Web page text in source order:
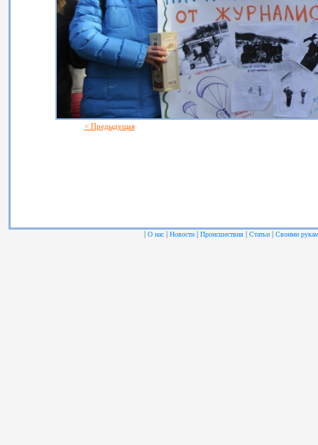
< Предыдущая
| О нас | Новости | Происшествия | Статьи | Своими